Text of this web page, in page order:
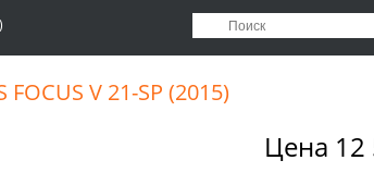
V 21-SP (2015)
Цена 12